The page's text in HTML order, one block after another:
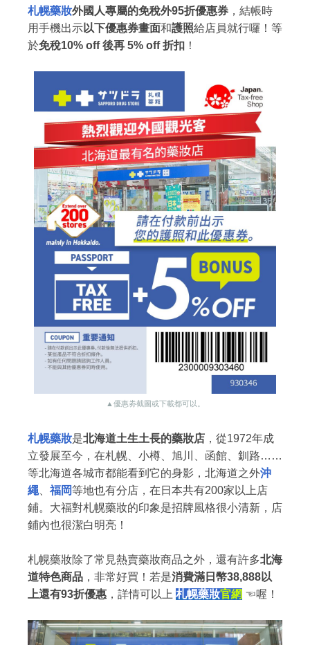
札幌藥妝外國人專屬的免稅外95折優惠券 ，結帳時
用手機出示以下優惠券畫面和護照給店員就行囉！等
於免稅10% off 後再 5% off 折扣 ！
▲優惠劵截圖或下載都可以。
札幌藥妝是北海道土生土長的藥妝店 ，從1972年成
立發展至今，在札幌、小樽、旭川、函館、釧路……
等北海道各城市都能看到它的身影，北海道之外沖
繩、 福岡等地也有分店，在日本共有200家以上店
鋪。大福對札幌藥妝的印象是招牌風格很小清新，店
鋪內也很潔白明亮！
札幌藥妝除了常見熱賣藥妝商品之外，還有許多北海
道特色商品 ，非常好買！若是消費滿日幣38,888以
上還有93折優惠 ，詳情可以上 札幌藥妝官網 ☜喔！